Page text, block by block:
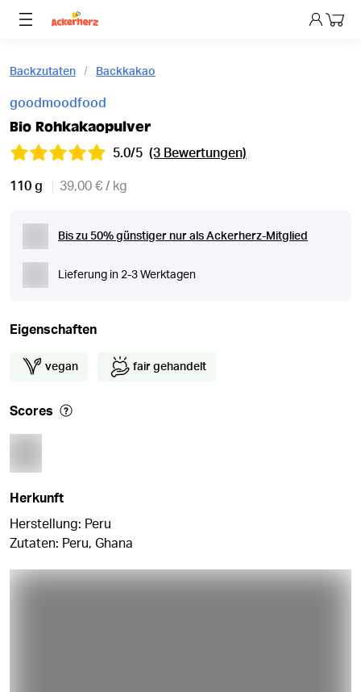
Dein
Backzutaten Backkakao
goodmoodfood
Bio Rohkakaopulver
5.0/5 (3 Bewertungen)
110 g 39,00 € / kg
Bis zu 50% günstiger nur als Ackerherz-Mitglied
Lieferung in 2-3 Werktagen
Eigenschaften
vegan fair gehandelt
Scores
Herkunft
Herstellung: Peru
Zutaten: Peru, Ghana